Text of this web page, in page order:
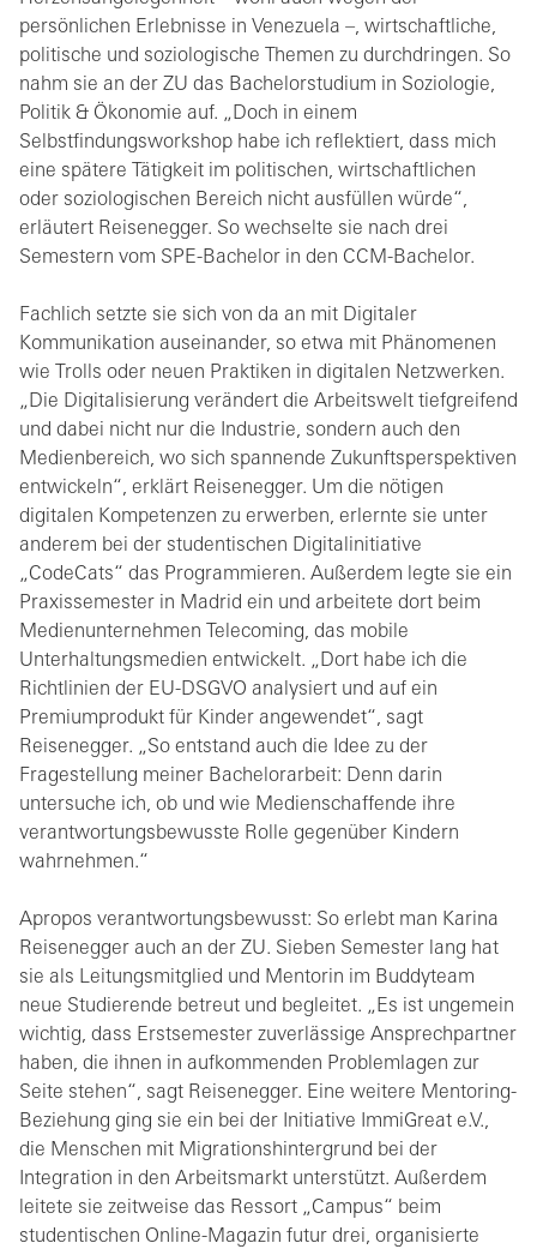
persönlichen Erlebnisse in Venezuela –, wirtschaftliche,
politische und soziologische Themen zu durchdringen. So
nahm sie an der ZU das Bachelorstudium in Soziologie,
Politik & Ökonomie auf. „Doch in einem
Selbstfindungsworkshop habe ich reflektiert, dass mich
eine spätere Tätigkeit im politischen, wirtschaftlichen
oder soziologischen Bereich nicht ausfüllen würde“,
erläutert Reisenegger. So wechselte sie nach drei
Semestern vom SPE-Bachelor in den CCM-Bachelor.
Fachlich setzte sie sich von da an mit Digitaler
Kommunikation auseinander, so etwa mit Phänomenen
wie Trolls oder neuen Praktiken in digitalen Netzwerken.
„Die Digitalisierung verändert die Arbeitswelt tiefgreifend
und dabei nicht nur die Industrie, sondern auch den
Medienbereich, wo sich spannende Zukunftsperspektiven
entwickeln“, erklärt Reisenegger. Um die nötigen
digitalen Kompetenzen zu erwerben, erlernte sie unter
anderem bei der studentischen Digitalinitiative
„CodeCats“ das Programmieren. Außerdem legte sie ein
Praxissemester in Madrid ein und arbeitete dort beim
Medienunternehmen Telecoming, das mobile
Unterhaltungsmedien entwickelt. „Dort habe ich die
Richtlinien der EU-DSGVO analysiert und auf ein
Premiumprodukt für Kinder angewendet“, sagt
Reisenegger. „So entstand auch die Idee zu der
Fragestellung meiner Bachelorarbeit: Denn darin
untersuche ich, ob und wie Medienschaffende ihre
verantwortungsbewusste Rolle gegenüber Kindern
wahrnehmen.“
Apropos verantwortungsbewusst: So erlebt man Karina
Reisenegger auch an der ZU. Sieben Semester lang hat
sie als Leitungsmitglied und Mentorin im Buddyteam
neue Studierende betreut und begleitet. „Es ist ungemein
wichtig, dass Erstsemester zuverlässige Ansprechpartner
haben, die ihnen in aufkommenden Problemlagen zur
Seite stehen“, sagt Reisenegger. Eine weitere Mentoring-
Beziehung ging sie ein bei der Initiative ImmiGreat e.V.,
die Menschen mit Migrationshintergrund bei der
Integration in den Arbeitsmarkt unterstützt. Außerdem
leitete sie zeitweise das Ressort „Campus“ beim
studentischen Online-Magazin futur drei, organisierte